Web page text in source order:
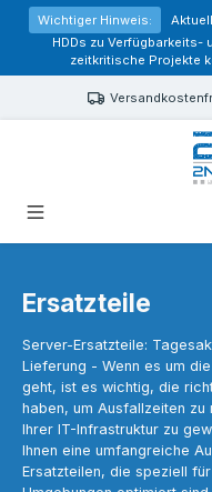
springen
Wichtiger Hinweis:
HDDs zu Verfügbarkeits-
zeitkritische Projekte
Ersatzteile
Server-Ersatzteile:
Lieferung - Wenn es um
geht, ist es wichtig, die
haben, um Ausfallzeiten
Ihrer IT-Infrastruktur zu
Ihnen eine umfangreiche
Ersatzteilen, die speziell